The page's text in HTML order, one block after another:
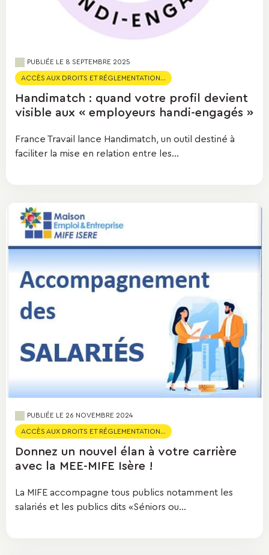
PUBLIÉE LE 8 SEPTEMBRE 2025
ACCÈS AUX DROITS ET RÉGLEMENTATION...
Handimatch : quand votre profil devient
visible aux « employeurs handi-engagés »
France Travail lance Handimatch, un outil destiné à
faciliter la mise en relation entre les...
PUBLIÉE LE 26 NOVEMBRE 2024
ACCÈS AUX DROITS ET RÉGLEMENTATION...
Donnez un nouvel élan à votre carrière
avec la MEE-MIFE Isère !
La MIFE accompagne tous publics notamment les
salariés et les publics dits «Séniors ou...